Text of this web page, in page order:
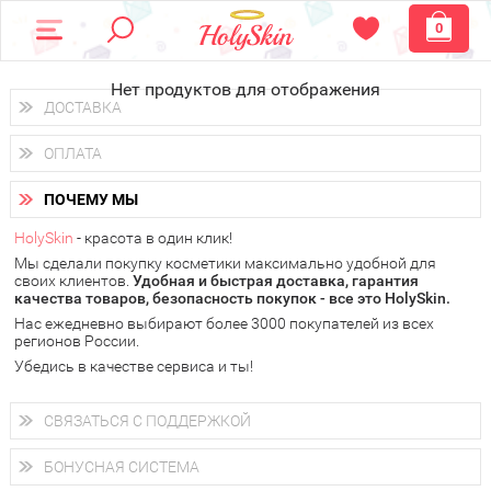
0
Нет продуктов для отображения
ДОСТАВКА
Доставка осуществляетсяпо всем городам России.
Вы можете выбрать доставку курьером, Почтой России или
получить заказ в пунктах выдачи PickPoint или пункте
самовывоза.
В 20 городах России доставка осуществляется ужена
следующий день.
у Вас всегда есть возможность получитьбесплатную
доставку от HolySkin.
подробнее об условиях доставки и оплаты в Вашем городе
ОПЛАТА
Вы можете оплатить свой заказ любым удобным способом:
наличными деньгами (
через интернет-банк (Альфа-банк, Сбербанк) и другими
электронными способами.
ПОЧЕМУ МЫ
HolySkin - красота в один клик!
Мы сделали покупку косметики максимально удобной для
своих клиентов. Удобная и быстрая доставка, гарантия
качества товаров, безопасность покупок - все это HolySkin.
Нас ежедневно выбирают более 3000 покупателей из всех
регионов России.
Убедись в качестве сервиса и ты!
СВЯЗАТЬСЯ С ПОДДЕРЖКОЙ
+7 (800) 707-24-55
Мы будем рады ответить на все Ваши вопросы по работе
магазина, проконсультировать по товарам, рассказать о
БОНУСНАЯ СИСТЕМА